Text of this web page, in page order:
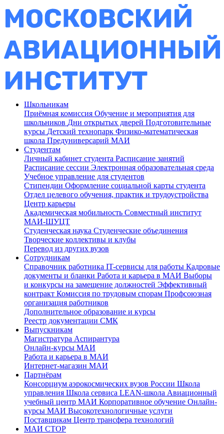
Школьникам
Приёмная комиссия Обучение и мероприятия для
школьников Дни открытых дверей Подготовительные
курсы Детский технопарк Физико-математическая
школа Предуниверсарий МАИ
Студентам
Личный кабинет студента Расписание занятий
Расписание сессии Электронная образовательная среда
Учебное управление для студентов
Стипендии Оформление социальной карты студента
Отдел целевого обучения, практик и трудоустройства
Центр карьеры
Академическая мобильность Совместный институт
МАИ-ШУЦТ
Студенческая наука Студенческие объединения
Творческие коллективы и клубы
Перевод из других вузов
Сотрудникам
Cправочник работника IT-сервисы для работы Кадровые
документы и бланки Работа и карьера в МАИ Выборы
и конкурсы на замещение должностей Эффективный
контракт Комиссия по трудовым спорам Профсоюзная
организация работников
Дополнительное образование и курсы
Реестр документации СМК
Выпускникам
Магистратура Аспирантура
Онлайн-курсы МАИ
Работа и карьера в МАИ
Интернет-магазин МАИ
Партнёрам
Консорциум аэрокосмических вузов России Школа
управления Школа сервиса LEAN-школа Авиационный
учебный центр МАИ Корпоративное обучение Онлайн-
курсы МАИ Высокотехнологичные услуги
Поставщикам Центр трансфера технологий
МАИ СТОР